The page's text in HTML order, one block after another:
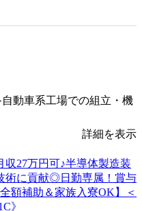
動車系工場での組立・機
詳細を表示